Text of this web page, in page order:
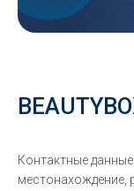
Контактные
местонахождение,